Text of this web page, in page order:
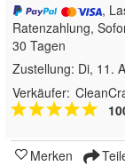
,
Ratenzahlung,
30 Tagen
Zustellung: Di, 11.
Verkäufer:
Merken